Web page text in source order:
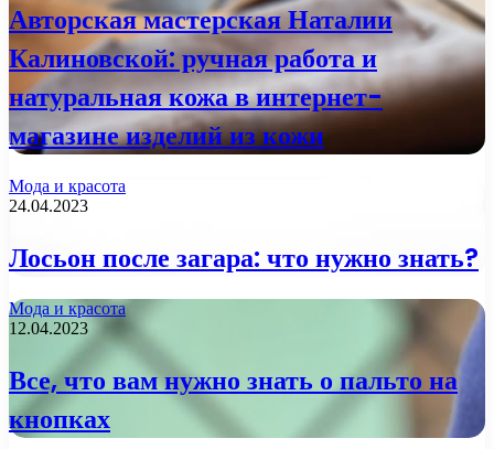
Авторская мастерская Наталии
Калиновской: ручная работа и
натуральная кожа в интернет-
магазине изделий из кожи
Мода и красота
24.04.2023
Лосьон после загара: что нужно знать?
Мода и красота
12.04.2023
Все, что вам нужно знать о пальто на
кнопках